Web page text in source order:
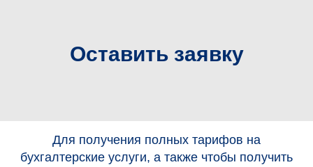
Оставить заявку
Для получения полных тарифов на
бухгалтерские услуги, а также чтобы получить